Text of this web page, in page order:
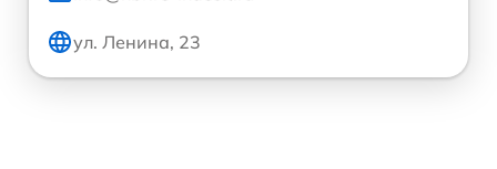
ул. Ленина, 23